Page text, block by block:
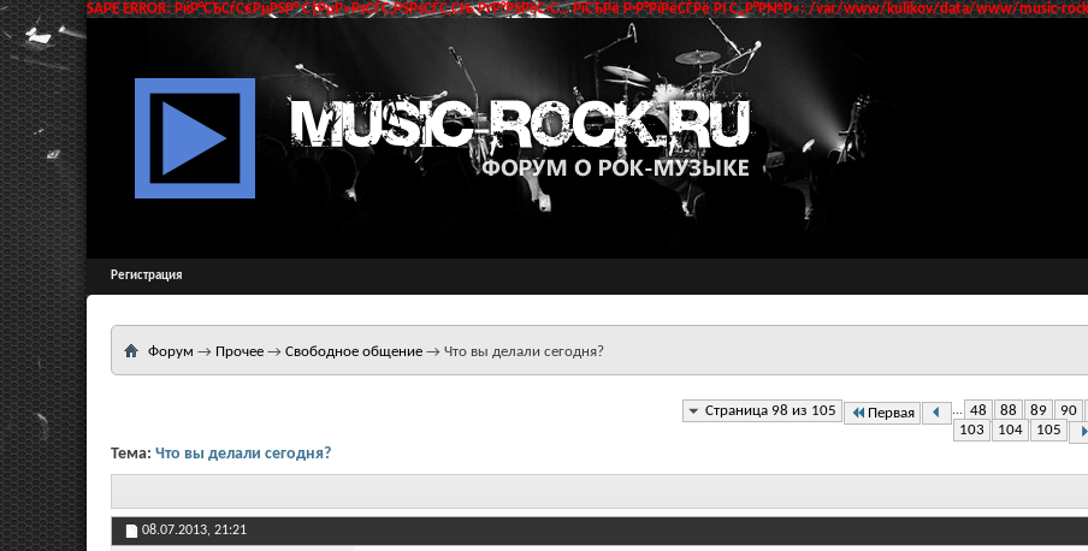
SAPE ERROR: РќР°СЂСѓС€РµРЅР° С†РµР»РѕСЃС‚РЅРѕСЃС‚СЊ РґР°РЅРЅС‹С… РїСЂРё Р·Р°РїРёСЃРё РІ С„Р°Р№Р»: /var/www/kulikov/data/www/music-
Регистрация
Форум → Прочее → Свободное общение → Что вы делали сегодня?
Страница 98 из 105 Первая ... 48 88 89 90
103
104 105
Тема: Что вы делали сегодня?
08.07.2013, 21:21